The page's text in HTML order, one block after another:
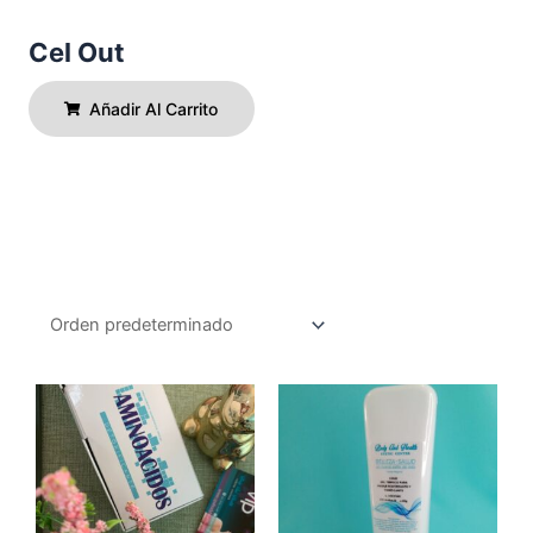
Cel Out
Añadir Al Carrito